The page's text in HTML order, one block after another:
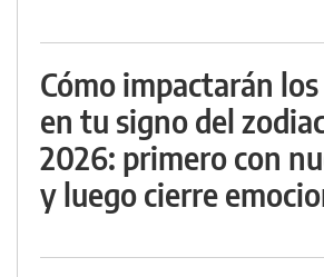
Cómo impactarán
en tu signo del
2026: primero con
y luego cierre